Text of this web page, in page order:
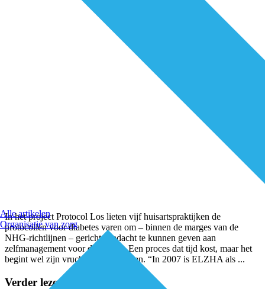
Alle artikelen
Organisatie van zorg
In het project Protocol Los lieten vijf huisartspraktijken de
protocollen voor diabetes varen om – binnen de marges van de
NHG-richtlijnen – gericht aandacht te kunnen geven aan
zelfmanagement voor de patiënt. Een proces dat tijd kost, maar het
begint wel zijn vruchten af te werpen. “In 2007 is ELZHA als ...
Verder lezen?